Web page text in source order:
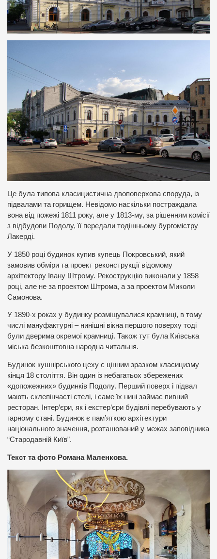
Це була типова класицистична двоповерхова споруда, із
підвалами та горищем. Невідомо наскільки постраждала
вона від пожежі 1811 року, але у 1813-му, за рішенням комісії
з відбудови Подолу, її передали тодішньому бургомістру
Лакерді.
У 1850 році будинок купив купець Покровський, який
замовив обміри та проект реконструкції відомому
архітектору Івану Штрому. Рекострукцію виконали у 1858
році, але не за проектом Штрома, а за проектом Миколи
Самонова.
У 1890-х роках у будинку розміщувалися крамниці, в тому
числі мануфактурні – нинішні вікна першого поверху тоді
були дверима окремої крамниці. Також тут була Київська
міська безкоштовна народна читальня.
Будинок кушнірського цеху є цінним зразком класицизму
кінця 18 століття. Він один із небагатьох збережених
«допожежних» будинків Подолу. Перший поверх і підвал
мають склепінчасті стелі, і саме їх нині займає пивний
ресторан. Інтер’єри, як і екстер’єри будівлі перебувають у
гарному стані. Будинок є пам’яткою архітектури
національного значення, розташований у межах заповідника
“Стародавній Київ”.
Текст та фото Романа Маленкова.